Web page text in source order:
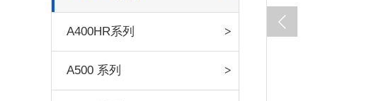
A400HR系列
A500 系列